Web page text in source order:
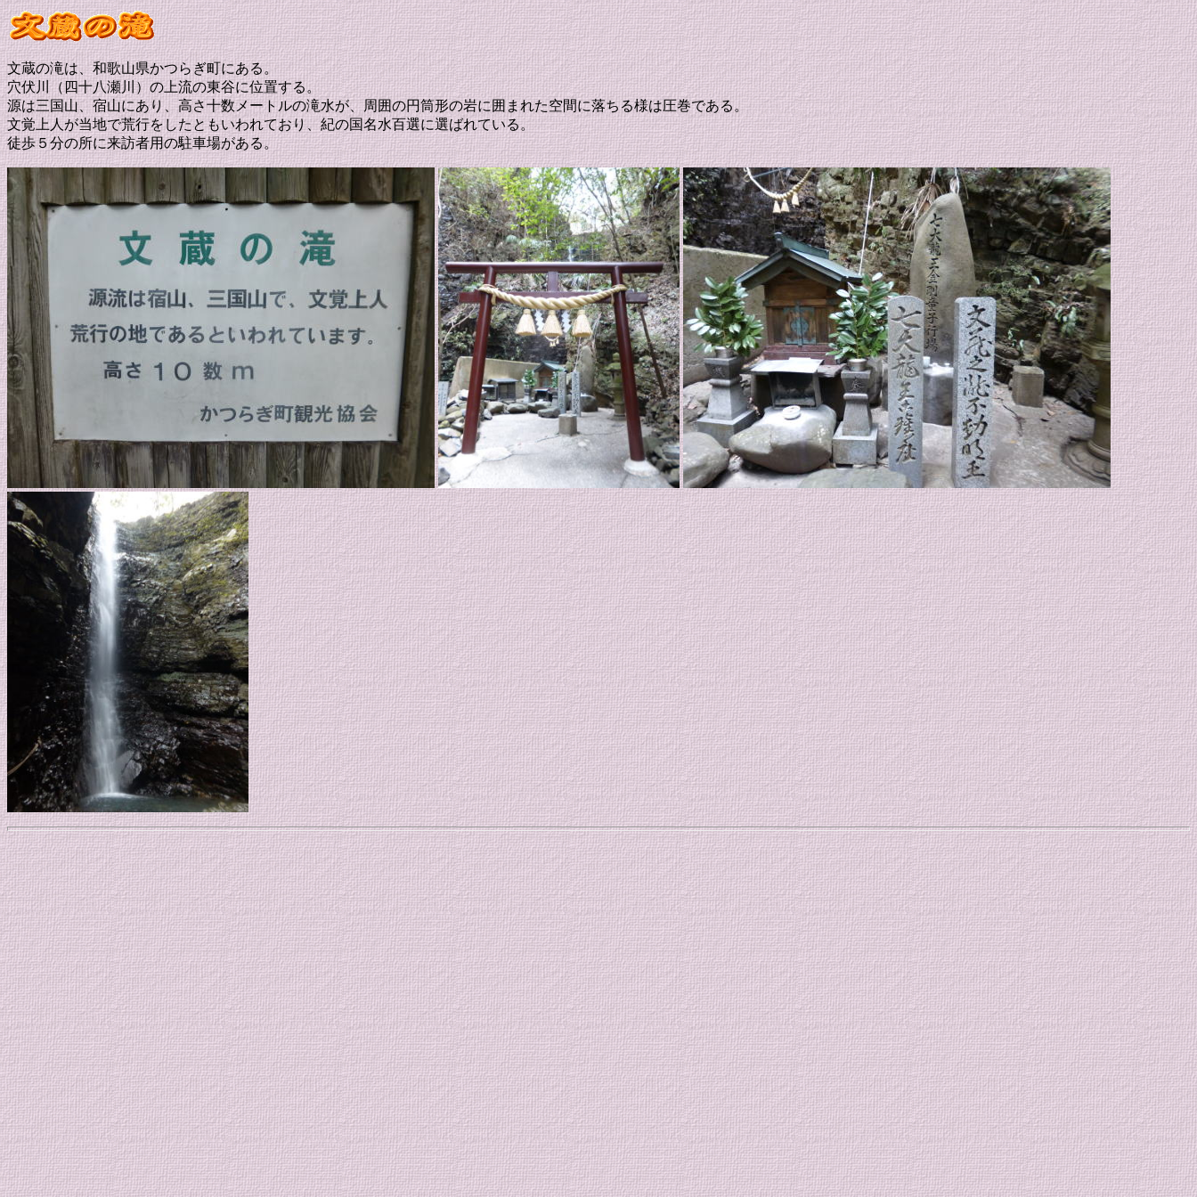
文蔵の滝は、和歌山県かつらぎ町にある。
穴伏川（四十八瀬川）の上流の東谷に位置する。
源は三国山、宿山にあり、高さ十数メートルの滝水が、周囲の円筒形の岩に囲まれた空間に落ちる様は圧巻である。
文覚上人が当地で荒行をしたともいわれており、紀の国名水百選に選ばれている。
徒歩５分の所に来訪者用の駐車場がある。